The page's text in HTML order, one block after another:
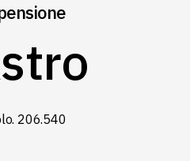
206.‎540